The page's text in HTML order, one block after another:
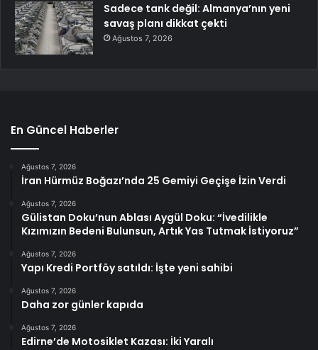
Sadece tank değil: Almanya’nın yeni
savaş planı dikkat çekti
Ağustos 7, 2026
En Güncel Haberler
Ağustos 7, 2026
İran Hürmüz Boğazı’nda 25 Gemiyi Geçişe İzin Verdi
Ağustos 7, 2026
Gülistan Doku’nun Ablası Aygül Doku: “İvedilikle
Kızımızın Bedeni Bulunsun, Artık Yas Tutmak İstiyoruz”
Ağustos 7, 2026
Yapı Kredi Portföy satıldı: İşte yeni sahibi
Ağustos 7, 2026
Daha zor günler kapıda
Ağustos 7, 2026
Edirne’de Motosiklet Kazası: İki Yaralı